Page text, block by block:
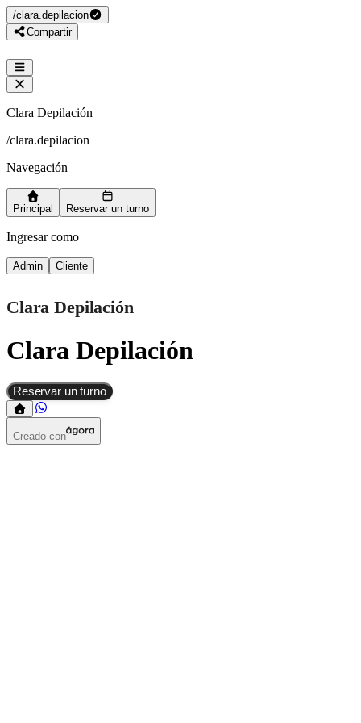
/clara.depilacion
Compartir
Clara Depilación
/clara.depilacion
Navegación
Principal Reservar un turno
Ingresar como
Admin Cliente
Clara Depilación
Clara Depilación
Reservar un turno
Creado con